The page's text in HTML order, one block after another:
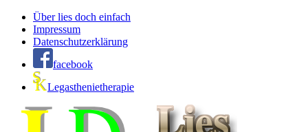
Über lies doch einfach
Impressum
Datenschutzerklärung
facebook
Legasthenietherapie